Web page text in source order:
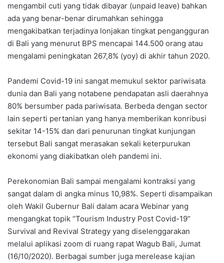
mengambil cuti yang tidak dibayar (unpaid leave) bahkan
ada yang benar-benar dirumahkan sehingga
mengakibatkan terjadinya lonjakan tingkat pengangguran
di Bali yang menurut BPS mencapai 144.500 orang atau
mengalami peningkatan 267,8% (yoy) di akhir tahun 2020.
Pandemi Covid-19 ini sangat memukul sektor pariwisata
dunia dan Bali yang notabene pendapatan asli daerahnya
80% bersumber pada pariwisata. Berbeda dengan sector
lain seperti pertanian yang hanya memberikan konribusi
sekitar 14-15% dan dari penurunan tingkat kunjungan
tersebut Bali sangat merasakan sekali keterpurukan
ekonomi yang diakibatkan oleh pandemi ini.
Perekonomian Bali sampai mengalami kontraksi yang
sangat dalam di angka minus 10,98%. Seperti disampaikan
oleh Wakil Gubernur Bali dalam acara Webinar yang
mengangkat topik “Tourism Industry Post Covid-19”
Survival and Revival Strategy yang diselenggarakan
melalui aplikasi zoom di ruang rapat Wagub Bali, Jumat
(16/10/2020). Berbagai sumber juga merelease kajian